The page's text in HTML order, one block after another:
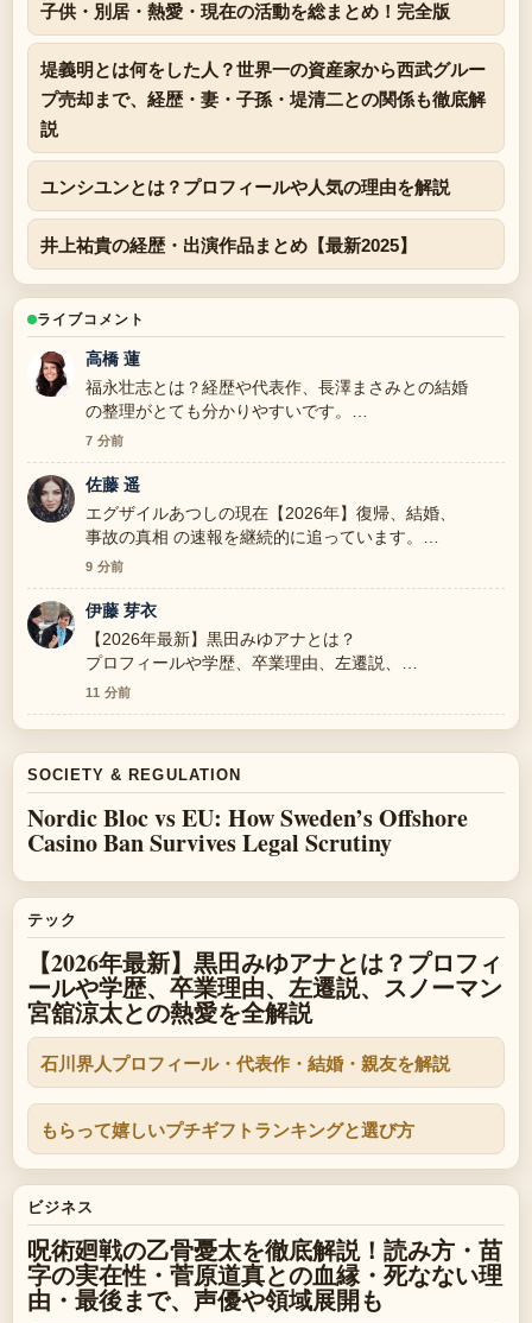
子供・別居・熱愛・現在の活動を総まとめ！完全版
堤義明とは何をした人？世界一の資産家から西武グルー
プ売却まで、経歴・妻・子孫・堤清二との関係も徹底解
説
ユンシユンとは？プロフィールや人気の理由を解説
井上祐貴の経歴・出演作品まとめ【最新2025】
ライブコメント
高橋 蓮
福永壮志とは？経歴や代表作、長澤まさみとの結婚
の整理がとても分かりやすいです。
今日見た中で一番明快な要約だと思います。
7 分前
佐藤 遥
エグザイルあつしの現在【2026年】復帰、結婚、
事故の真相 の速報を継続的に追っています。
落ち着いたトーンが好印象です。
9 分前
伊藤 芽衣
【2026年最新】黒田みゆアナとは？
プロフィールや学歴、卒業理由、左遷説、
スノーマン宮舘涼太との熱愛を全解説
に関する文脈説明が役立ちます。
このライブ更新を続けてほしいです。
11 分前
SOCIETY & REGULATION
Nordic Bloc vs EU: How Sweden’s Offshore
Casino Ban Survives Legal Scrutiny
テック
【2026年最新】黒田みゆアナとは？プロフィ
ールや学歴、卒業理由、左遷説、スノーマン
宮舘涼太との熱愛を全解説
石川界人プロフィール・代表作・結婚・親友を解説
もらって嬉しいプチギフトランキングと選び方
ビジネス
呪術廻戦の乙骨憂太を徹底解説！読み方・苗
字の実在性・菅原道真との血縁・死なない理
由・最後まで、声優や領域展開も